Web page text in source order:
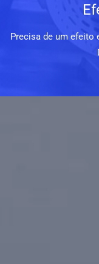
Precisa de um efeito